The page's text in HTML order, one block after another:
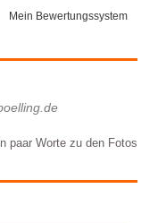
Mein Bewertungssystem
paar Worte zu den Fotos